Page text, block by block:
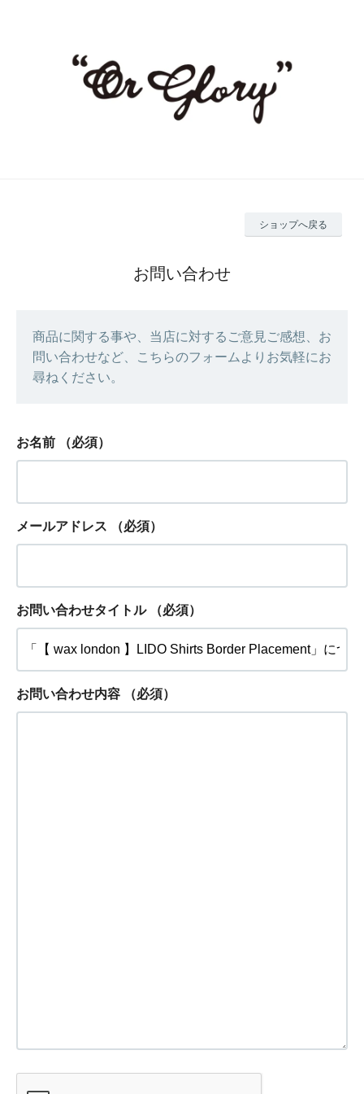
ショップへ戻る
お問い合わせ
商品に関する事や、当店に対するご意見ご感想、お
問い合わせなど、こちらのフォームよりお気軽にお
尋ねください。
お名前 （必須）
メールアドレス （必須）
お問い合わせタイトル （必須）
お問い合わせ内容 （必須）